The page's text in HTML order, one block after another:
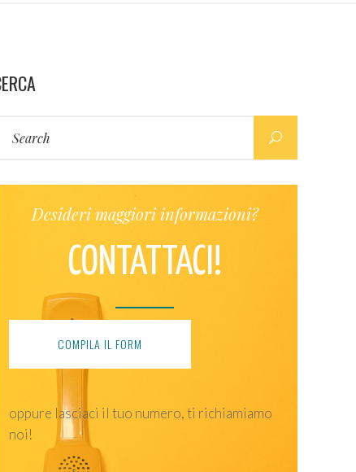
for:
Desideri maggiori informazioni?
CONTATTACI!
COMPILA IL FORM
oppure lasciaci il tuo numero, ti richiamiamo
noi!